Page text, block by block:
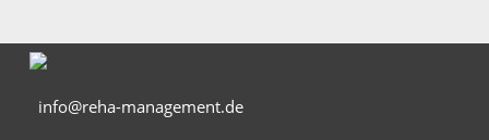
info@reha-management.de